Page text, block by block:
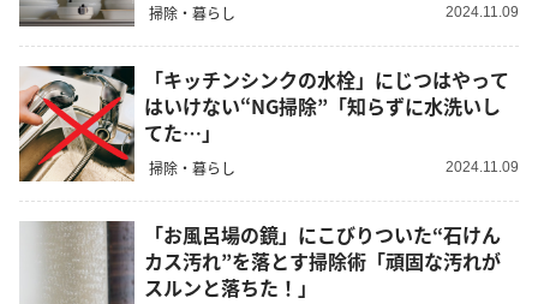
掃除・暮らし 2024.11.09
「キッチンシンクの水栓」にじつはやって
はいけない“NG掃除”「知らずに水洗いし
てた…」
掃除・暮らし 2024.11.09
「お風呂場の鏡」にこびりついた“石けん
カス汚れ”を落とす掃除術「頑固な汚れが
スルンと落ちた！」